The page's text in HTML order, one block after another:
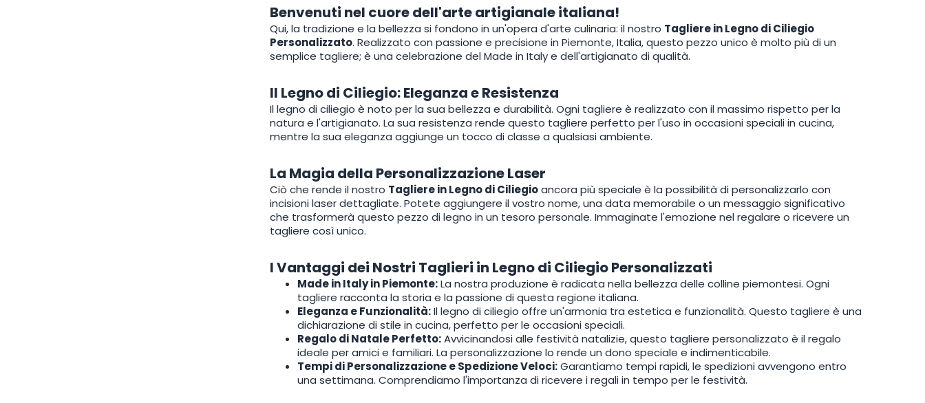
Benvenuti nel cuore dell'arte artigianale italiana!
Qui, la tradizione e la bellezza si fondono in un'opera d'arte culinaria: il nostro Tagliere in Legno di Ciliegio
Personalizzato. Realizzato con passione e precisione in Piemonte, Italia, questo pezzo unico è molto più di un
semplice tagliere; è una celebrazione del Made in Italy e dell'artigianato di qualità.
Il Legno di Ciliegio: Eleganza e Resistenza
Il legno di ciliegio è noto per la sua bellezza e durabilità. Ogni tagliere è realizzato con il massimo rispetto per la
natura e l'artigianato. La sua resistenza rende questo tagliere perfetto per l'uso in occasioni speciali in cucina,
mentre la sua eleganza aggiunge un tocco di classe a qualsiasi ambiente.
La Magia della Personalizzazione Laser
Ciò che rende il nostro Tagliere in Legno di Ciliegioancora più speciale è la possibilità di personalizzarlo con
incisioni laser dettagliate. Potete aggiungere il vostro nome, una data memorabile o un messaggio significativo
che trasformerà questo pezzo di legno in un tesoro personale. Immaginate l'emozione nel regalare o ricevere un
tagliere così unico.
I Vantaggi dei Nostri Taglieri in Legno di Ciliegio Personalizzati
Made in Italy in Piemonte:La nostra produzione è radicata nella bellezza delle colline piemontesi. Ogni
tagliere racconta la storia e la passione di questa regione italiana.
Eleganza e Funzionalità:Il legno di ciliegio offre un'armonia tra estetica e funzionalità. Questo tagliere è una
dichiarazione di stile in cucina, perfetto per le occasioni speciali.
Regalo di Natale Perfetto:Avvicinandosi alle festività natalizie, questo tagliere personalizzato è il regalo
ideale per amici e familiari. La personalizzazione lo rende un dono speciale e indimenticabile.
Tempi di Personalizzazione e Spedizione Veloci:Garantiamo tempi rapidi, le spedizioni avvengono entro
una settimana. Comprendiamo l'importanza di ricevere i regali in tempo per le festività.